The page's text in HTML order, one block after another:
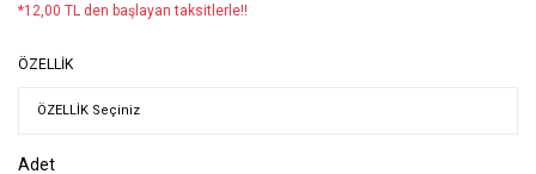
*12,00 TL den başlayan taksitlerle!!
ÖZELLİK
Adet